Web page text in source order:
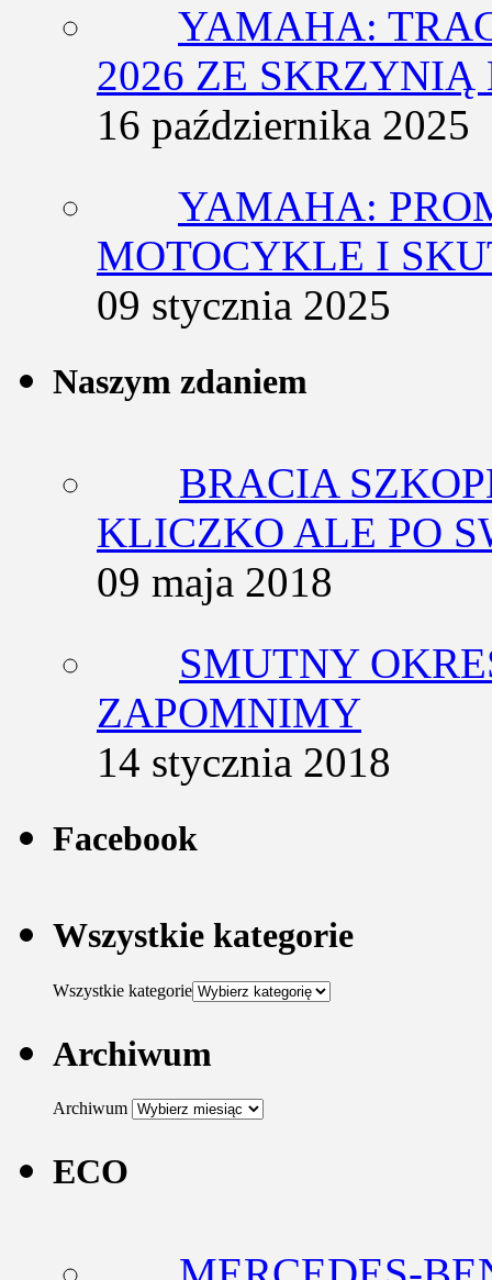
YAMAHA:
2026 ZE
16 października 2025
YAMAHA:
MOTOCYKLE I
09 stycznia 2025
Naszym zdaniem
BRACIA
KLICZKO ALE PO
09 maja 2018
SMUTNY
ZAPOMNIMY
14 stycznia 2018
Facebook
Wszystkie kategorie
Wszystkie kategorie
Archiwum
Archiwum
ECO